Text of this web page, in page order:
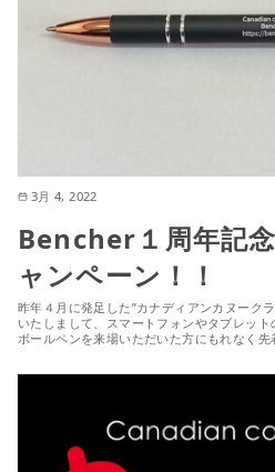
3月 4, 2022
Bencher１周年記
ャンペーン！！
昨年４月に発足した”カナディアンカヌーク
いたしまして、スマートフォンやタブレッ
ボールペンを来場いただいた方にもれなく